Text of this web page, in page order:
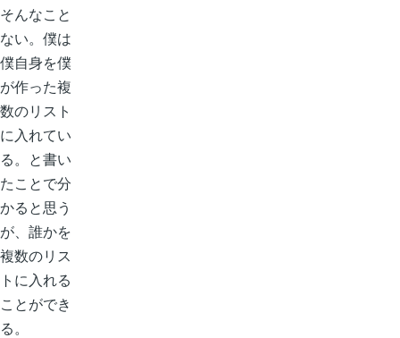
そんなこと
ない。僕は
僕自身を僕
が作った複
数のリスト
に入れてい
る。と書い
たことで分
かると思う
が、誰かを
複数のリス
トに入れる
ことができ
る。